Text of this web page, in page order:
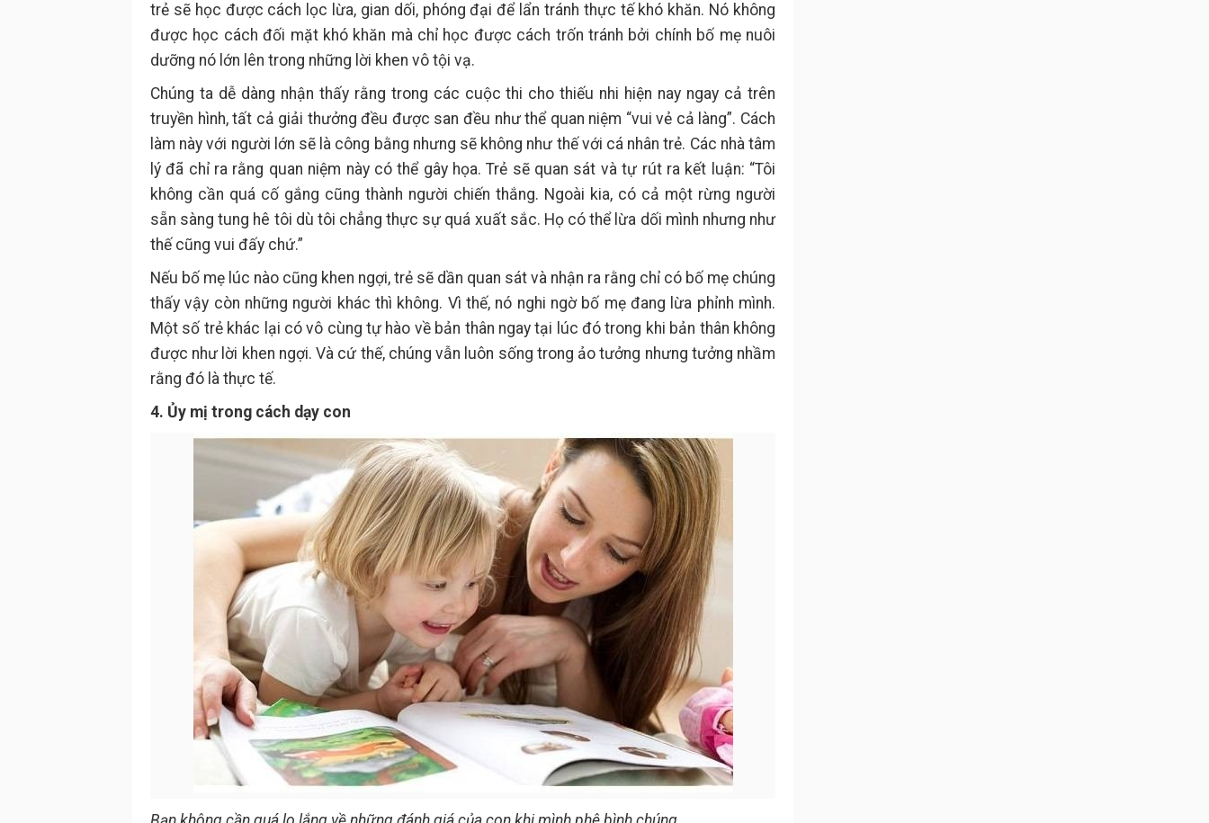
trẻ sẽ học được cách lọc lừa, gian dối, phóng đại để lẩn tránh thực tế khó khăn. Nó không
được học cách đối mặt khó khăn mà chỉ học được cách trốn tránh bởi chính bố mẹ nuôi
dưỡng nó lớn lên trong những lời khen vô tội vạ.
Chúng ta dễ dàng nhận thấy rằng trong các cuộc thi cho thiếu nhi hiện nay ngay cả trên
truyền hình, tất cả giải thưởng đều được san đều như thể quan niệm “vui vẻ cả làng”. Cách
làm này với người lớn sẽ là công bằng nhưng sẽ không như thế với cá nhân trẻ. Các nhà tâm
lý đã chỉ ra rằng quan niệm này có thể gây họa. Trẻ sẽ quan sát và tự rút ra kết luận: “Tôi
không cần quá cố gắng cũng thành người chiến thắng. Ngoài kia, có cả một rừng người
sẵn sàng tung hê tôi dù tôi chẳng thực sự quá xuất sắc. Họ có thể lừa dối mình nhưng như
thế cũng vui đấy chứ.”
Nếu bố mẹ lúc nào cũng khen ngợi, trẻ sẽ dần quan sát và nhận ra rằng chỉ có bố mẹ chúng
thấy vậy còn những người khác thì không. Vì thế, nó nghi ngờ bố mẹ đang lừa phỉnh mình.
Một số trẻ khác lại có vô cùng tự hào về bản thân ngay tại lúc đó trong khi bản thân không
được như lời khen ngợi. Và cứ thế, chúng vẫn luôn sống trong ảo tưởng nhưng tưởng nhầm
rằng đó là thực tế.
4. Ủy mị trong cách dạy con